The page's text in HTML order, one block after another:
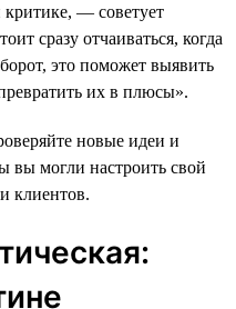
— советует
сразу отчаиваться, когда
это поможет выявить
их в плюсы».
новые идеи и
вы могли настроить свой
клиентов.